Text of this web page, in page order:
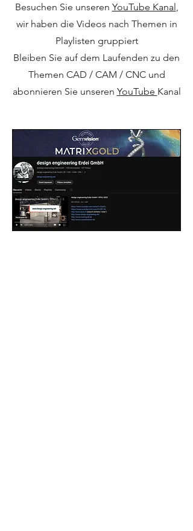
Besuchen Sie unseren YouTube Kanal,
wir haben die Videos nach Themen in
Playlisten gruppiert
Bleiben Sie auf dem Laufenden zu den
Themen CAD / CAM / CNC und
abonnieren Sie unseren YouTube Kanal